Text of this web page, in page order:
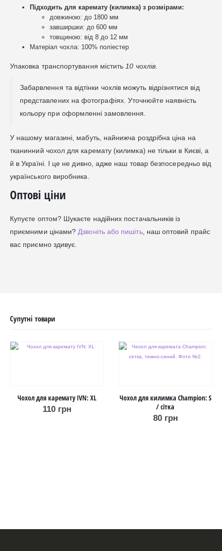
Підходить для каремату (килимка) з розмірами:
довжиною: до 1800 мм
завширшки: до 600 мм
товщиною: від 8 до 12 мм
Матеріал чохла: 100% поліестер
Упаковка транспортування містить 10 чохлів.
Забарвлення та відтінки чохлів можуть відрізнятися від
представлених на фотографіях. Уточнюйте наявність
кольору при оформленні замовлення.
У нашому магазині, мабуть, найнижча роздрібна ціна на
тканинний чохол для каремату (килимка) не тільки в Києві, а
й в Україні. І це не дивно, адже наш товар безпосередньо від
українського виробника.
Оптові ціни
Купуєте оптом? Шукаєте надійних постачальників із
приємними цінами? Дзвоніть або пишіть, наш оптовий прайс
вас приємно здивує.
Супутні товари
Чохол для каремату IVN: XL
110 грн
Чохол для килимка Champion: S
/ сітка
80 грн